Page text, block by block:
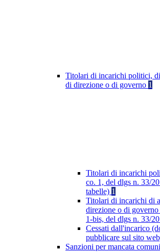
Titolari di incarichi politici,
di direzione o di governo 1
Titolari di incarichi
co. 1, del dlgs n. 33/
tabelle) 1
Titolari di incarichi di
direzione o di
1-bis, del dlgs n. 33/
Cessati dall'incarico
pubblicare sul sito
Sanzioni per mancata